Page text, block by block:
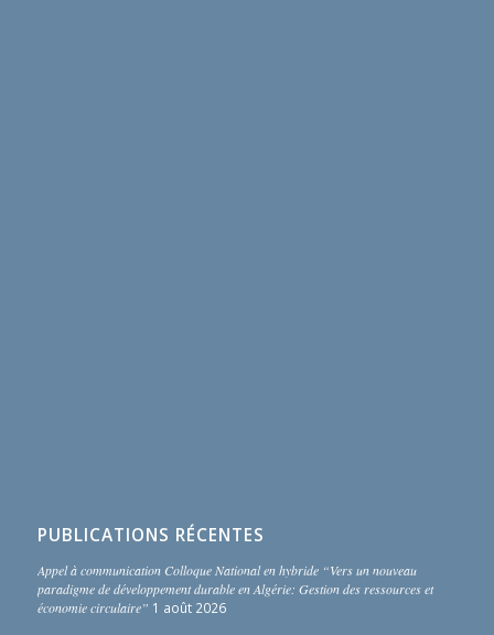
PUBLICATIONS RÉCENTES
Appel à communication Colloque National en hybride “Vers un nouveau
paradigme de développement durable en Algérie: Gestion des ressources et
économie circulaire” 1 août 2026